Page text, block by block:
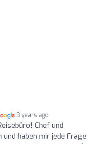
3 years ago
Chef und
haben mir jede Frage